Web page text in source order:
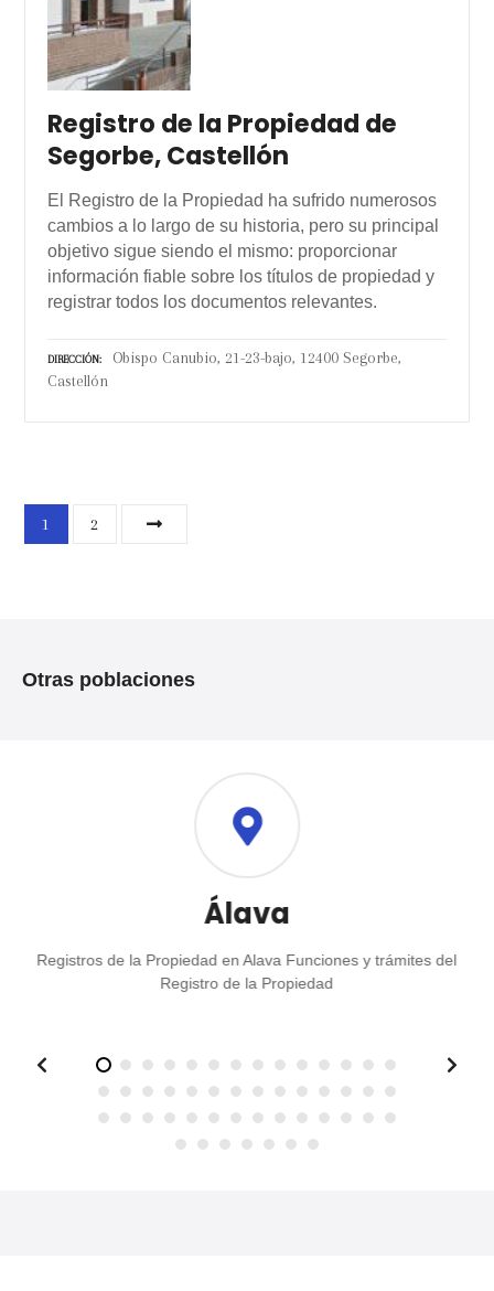
Registro de la Propiedad de
Segorbe, Castellón
El Registro de la Propiedad ha sufrido numerosos
cambios a lo largo de su historia, pero su principal
objetivo sigue siendo el mismo: proporcionar
información fiable sobre los títulos de propiedad y
registrar todos los documentos relevantes.
DIRECCIÓN
Obispo Canubio, 21-23-bajo, 12400 Segorbe,
Castellón
N
d
1 2
Otras poblaciones
Álava
Registros de la Propiedad en Alava Funciones y trámites del
Registro de la Propiedad